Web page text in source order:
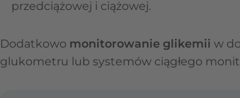
przedciążowej i ciążowej.
Dodatkowo monitorowanie glikemii w
glukometru lub systemów ciągłego